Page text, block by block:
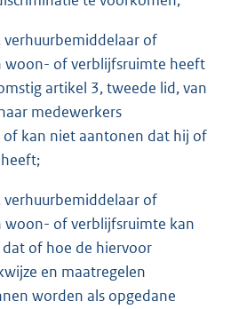
verhuurbemiddelaar of
woon- of verblijfsruimte heeft
artikel 3, tweede lid, van
medewerkers
kan niet aantonen dat hij of
verhuurbemiddelaar of
woon- of verblijfsruimte kan
of hoe de hiervoor
en maatregelen
worden als opgedane